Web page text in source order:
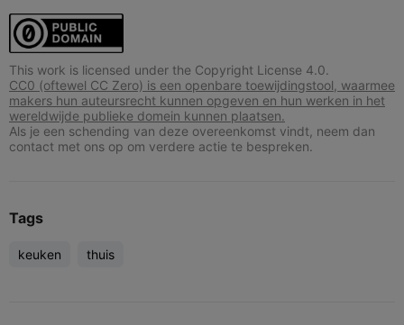
This work is licensed under the Copyright License 4.0.
CC0 (oftewel CC Zero) is een openbare toewijdingstool, waarmee
makers hun auteursrecht kunnen opgeven en hun werken in het
wereldwijde publieke domein kunnen plaatsen.
Als je een schending van deze overeenkomst vindt, neem dan
contact met ons op om verdere actie te bespreken.
Tags
keuken thuis